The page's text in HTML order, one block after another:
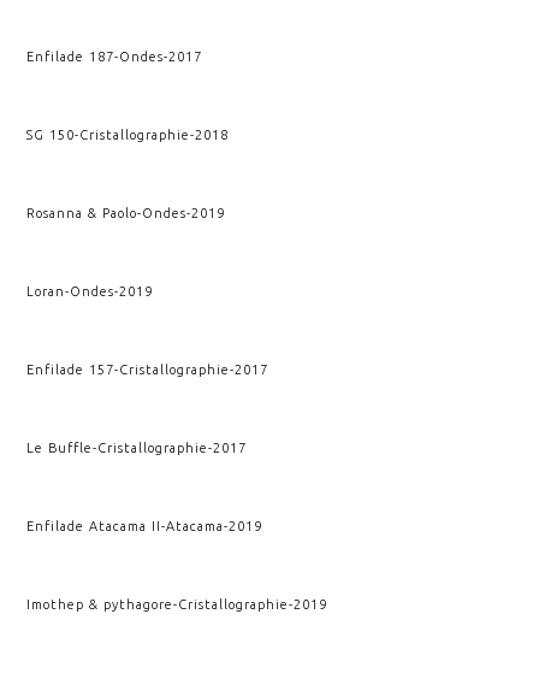
Enfilade 187-Ondes-2017
SG 150-Cristallographie-2018
Rosanna & Paolo-Ondes-2019
Loran-Ondes-2019
Enfilade 157-Cristallographie-2017
Le Buffle-Cristallographie-2017
Enfilade Atacama II-Atacama-2019
Imothep & pythagore-Cristallographie-2019